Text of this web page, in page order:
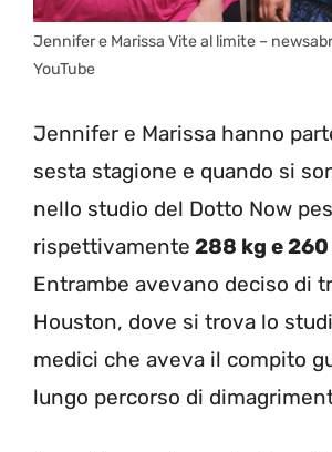
Jennifer e Marissa Vite al limite –
YouTube
Jennifer e Marissa hanno
sesta stagione e quando si
nello studio del Dotto Now
rispettivamente 288 kg e 260
Entrambe avevano deciso di
Houston, dove si trova lo
medici che aveva il compito
lungo percorso di